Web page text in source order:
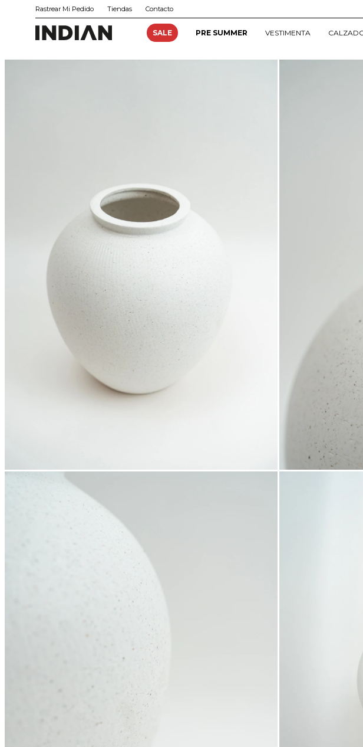
SALE PRE SUMMER VESTIMENTA
Rastrear Mi Pedido Tiendas Contacto